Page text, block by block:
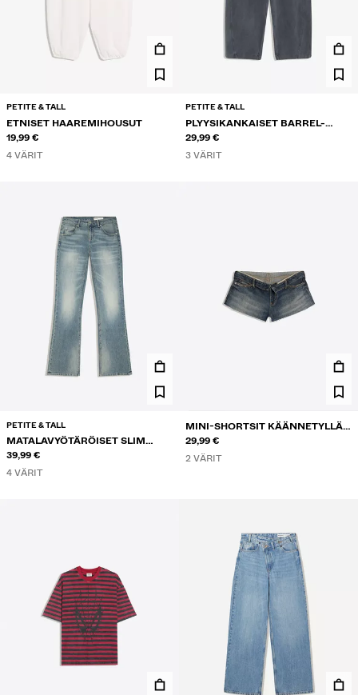
PETITE & TALL
ETNISET HAAREMIHOUSUT
19,99 €
4 VÄRIT
PETITE & TALL
PLYYSIKANKAISET BARREL-
HOUSUT STOPPAREILLA
29,99 €
3 VÄRIT
PETITE & TALL
MATALAVYÖTÄRÖISET SLIM
BOOTCUT-FARKUT
39,99 €
4 VÄRIT
MINI-SHORTSIT KÄÄNNETYLLÄ
VYÖTÄRÖLLÄ
29,99 €
2 VÄRIT